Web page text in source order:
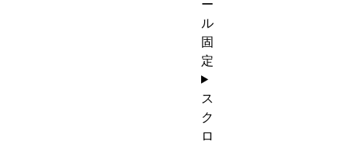
ー
ル
固
定
ス
ク
ロ